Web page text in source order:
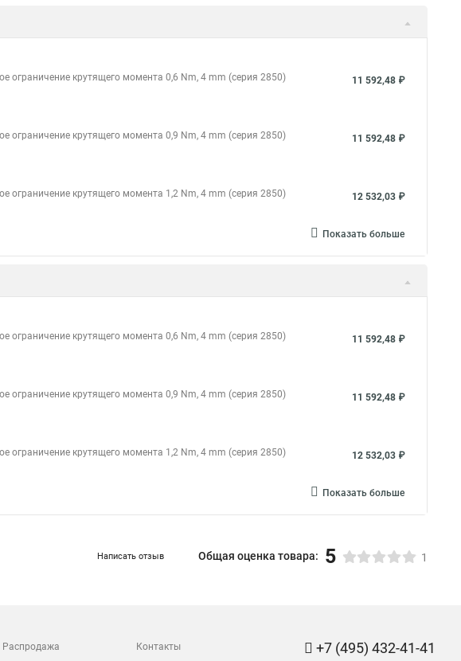
ограничение крутящего момента 0,6 Nm, 4 mm (серия 2850) 11 592,48 ₽
ограничение крутящего момента 0,9 Nm, 4 mm (серия 2850) 11 592,48 ₽
ограничение крутящего момента 1,2 Nm, 4 mm (серия 2850) 12 532,03 ₽
Показать больше
ограничение крутящего момента 0,6 Nm, 4 mm (серия 2850) 11 592,48 ₽
ограничение крутящего момента 0,9 Nm, 4 mm (серия 2850) 11 592,48 ₽
ограничение крутящего момента 1,2 Nm, 4 mm (серия 2850) 12 532,03 ₽
Показать больше
Написать отзыв Общая оценка товара: 5 1
Распродажа
Контакты +7 (495) 432-41-41